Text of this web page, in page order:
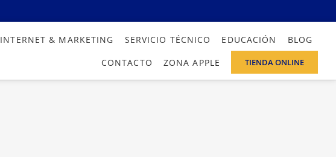
INTERNET & MARKETING SERVICIO TÉCNICO EDUCACIÓN
BLOG
CONTACTO
ZONA APPLE TIENDA ONLINE